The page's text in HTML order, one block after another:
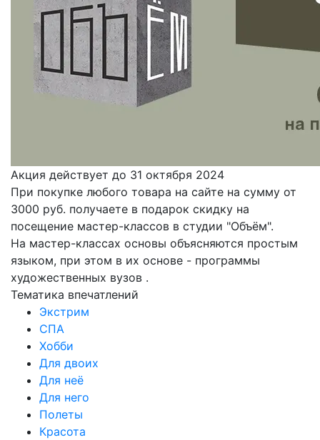
Акция действует до 31 октября 2024
При покупке любого товара на сайте на сумму от
3000 руб. получаете в подарок скидку на
посещение мастер-классов в студии "Объём".
На мастер-классах основы объясняются простым
языком, при этом в их основе - программы
художественных вузов .
Тематика впечатлений
Экстрим
СПА
Хобби
Для двоих
Для неё
Для него
Полеты
Красота